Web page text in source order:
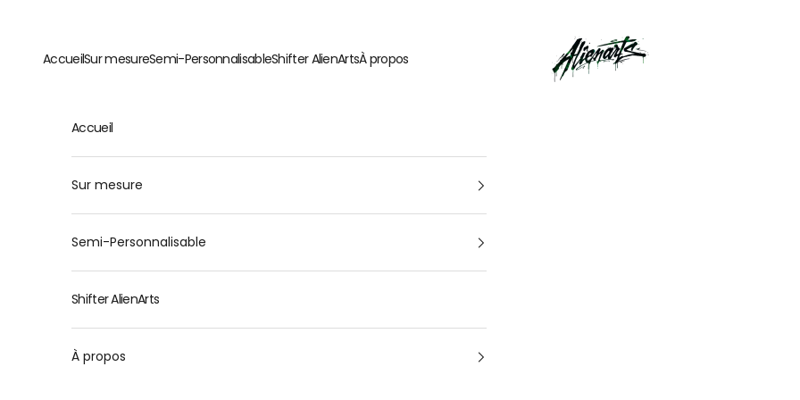
AlienArts
AccueilSur mesureSemi-PersonnalisableShifter AlienArtsÀ propos
Accueil
Sur mesure
Semi-Personnalisable
Shifter AlienArts
À propos